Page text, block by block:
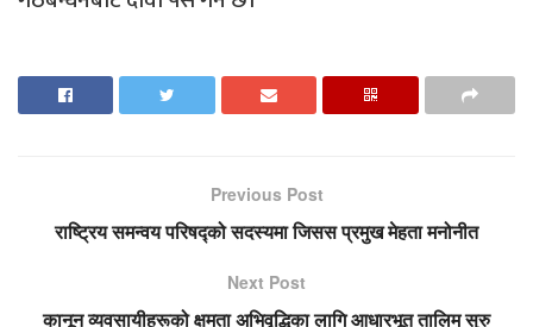
Previous Post
राष्ट्रिय समन्वय परिषद्को सदस्यमा जिसस प्रमुख मेहता मनोनीत
Next Post
कानून व्यवसायीहरूको क्षमता अभिवृद्धिका लागि आधारभूत तालिम सुरु